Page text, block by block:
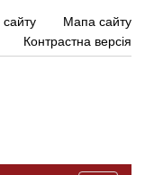
сайту
Мапа сайту
Контрастна версія